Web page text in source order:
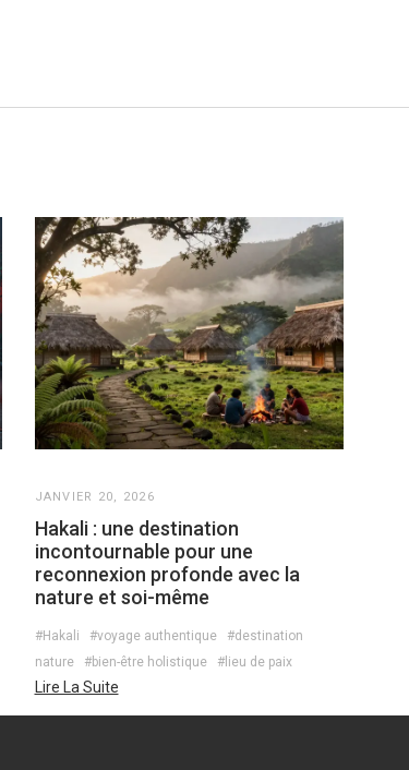
JANVIER 20, 2026
Hakali : une destination
incontournable pour une
reconnexion profonde avec la
nature et soi-même
#Hakali #voyage authentique
#destination
nature
#bien-être holistique #lieu de paix
Lire La Suite